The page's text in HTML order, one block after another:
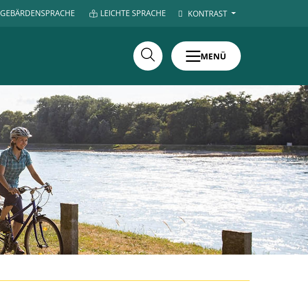
GEBÄRDENSPRACHE LEICHTE SPRACHE KONTRAST
MENÜ